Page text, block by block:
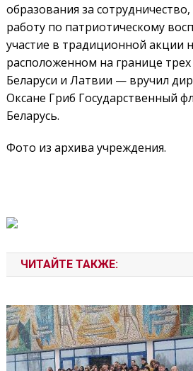
образования за
работу по патриотическому
участие в традиционной акции
расположенном на границе трех
Беларуси и Латвии — вручил
Оксане Гриб Государственный
Беларусь.
Фото из архива учреждения.
ЧИТАЙТЕ ТАКЖЕ: